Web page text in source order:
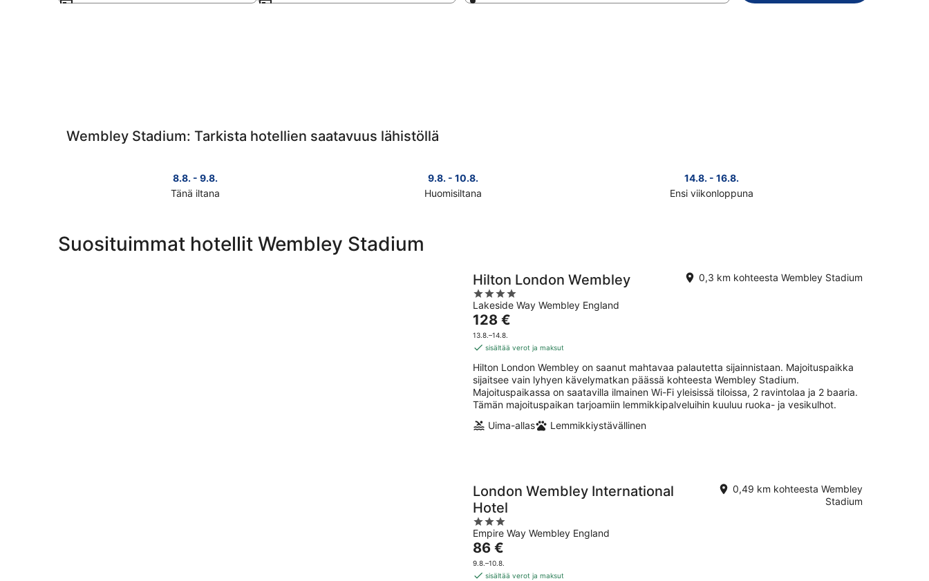
Wembley Stadium: Tarkista hotellien saatavuus lähistöllä
8.8. - 9.8.
Tänä iltana
lähellä
kohdetta
9.8. - 10.8.
Huomisiltana
lähellä
kohdetta
14.8. - 16.8.
Ensi viikonloppuna
Stadium
ensi
viikonlopuksi
Suosituimmat hotellit Wembley Stadium
Hilton London Wembley
4
out
of
5
Lakeside Way Wembley England
0,3 km kohteesta Wembley Stadium
Hinta
on
128 €
yö
128 €
13.8.–14.8.
sisältää verot ja maksut
Hilton London Wembley on saanut mahtavaa palautetta sijainnistaan. Majoituspaikka
sijaitsee vain lyhyen kävelymatkan päässä kohteesta Wembley Stadium.
Majoituspaikassa on saatavilla ilmainen Wi-Fi yleisissä tiloissa, 2 ravintolaa ja 2 baaria.
Tämän majoituspaikan tarjoamiin lemmikkipalveluihin kuuluu ruoka- ja vesikulhot.
Uima-allas
Lemmikkiystävällinen
London Wembley International
Hotel
3
out
of
5
Empire Way Wembley England
0,49 km kohteesta Wembley
Stadium
Hinta
on
86 €
86 €
9.8.–10.8.
sisältää verot ja maksut